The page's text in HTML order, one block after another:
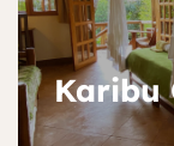
Karibu